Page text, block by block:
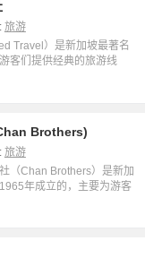
旅游
Travel）是新加坡最著名
客们提供经典的旅游线
Brothers)
旅游
（Chan Brothers）是新加
年成立的，主要为游客